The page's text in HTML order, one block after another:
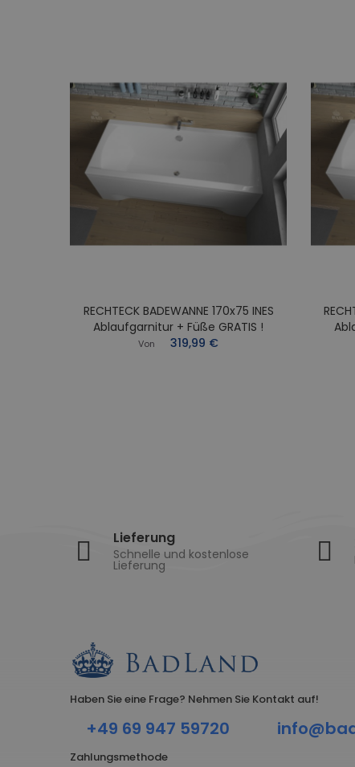
RECHTECK BADEWANNE 170x75 INES
Ablaufgarnitur + Füße GRATIS !
Von 319,99 €
Lieferung
Schnelle und kostenlose
Lieferung
Haben Sie eine Frage? Nehmen Sie Kontakt auf!
+49 69 947 59720
Zahlungsmethode